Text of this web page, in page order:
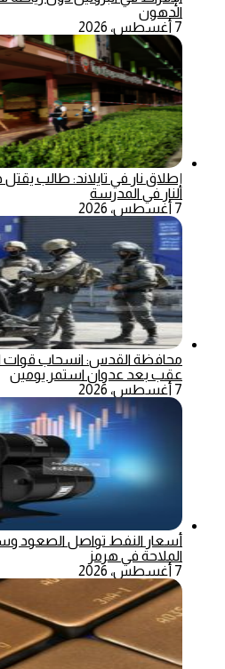
الدهون
7 أغسطس، 2026
إطلاق نار في تايلاند: طالب
النار في المدرسة
7 أغسطس، 2026
محافظة القدس: انسحاب قوات
عقب بعد عدوان استمر يومين
7 أغسطس، 2026
أسعار النفط تواصل
الملاحة في هرمز
7 أغسطس، 2026